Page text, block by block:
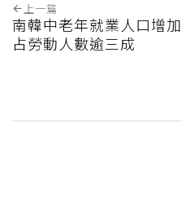
上一篇
南韓中老年就業人口增加
占勞動人數逾三成